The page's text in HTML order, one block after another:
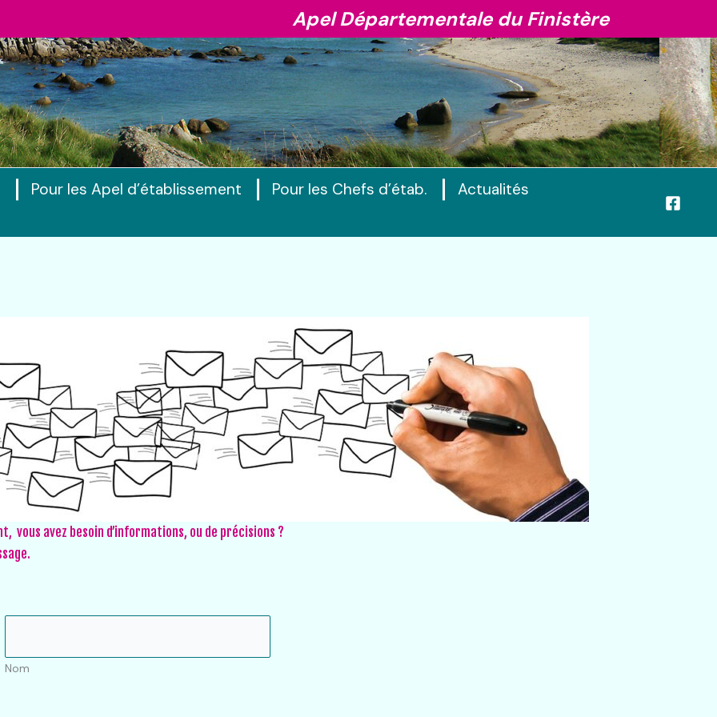
Apel Départementale du Finistère
Pour les Apel d’établissement Pour les Chefs d’étab.
Actualités
vous avez besoin d’informations, ou de précisions ?
Nom